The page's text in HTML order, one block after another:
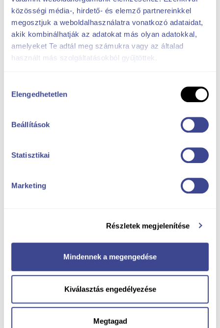
közösségi média-, hirdető- és elemző partnereinkkel
megosztjuk a weboldalhasználatra vonatkozó adataidat,
akik kombinálhatják az adatokat más olyan adatokkal,
amelyeket Te adtál meg számukra vagy az általad
használt más szolgáltatásokból gyűjtöttek.
kiválasztása
Elengedhetetlen
Beállítások
Statisztikai
Marketing
Részletek megjelenítése
Mindennek a megengedése
Kiválasztás engedélyezése
Megtagad